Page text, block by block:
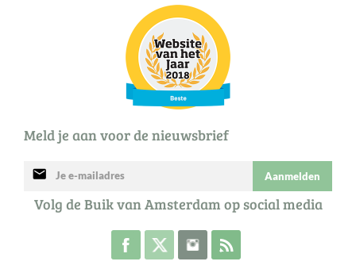
Meld je aan voor de nieuwsbrief
mail Aanmelden
Volg de Buik van Amsterdam op social media
Volg de Buik op Facebook
Volg de Buik op Twitter
Volg de Buik op Instagram